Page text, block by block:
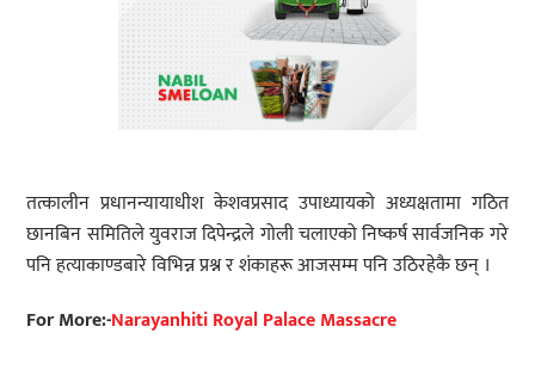
तत्कालीन प्रधानन्यायाधीश केशवप्रसाद उपाध्यायको अध्यक्षतामा गठित
छानबिन समितिले युवराज दिपेन्द्रले गोली चलाएको निष्कर्ष सार्वजनिक गरे
पनि हत्याकाण्डबारे विभिन्न प्रश्न र शंकाहरू आजसम्म पनि उठिरहेकै छन् ।
For More:-Narayanhiti Royal Palace Massacre